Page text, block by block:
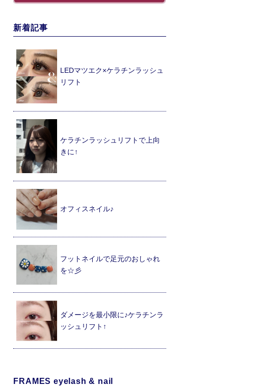
新着記事
LEDマツエク×ケラチンラッシュ
リフト
ケラチンラッシュリフトで上向
きに↑
オフィスネイル♪
フットネイルで足元のおしゃれ
を☆彡
ダメージを最小限に♪ケラチンラ
ッシュリフト↑
FRAMES eyelash & nail